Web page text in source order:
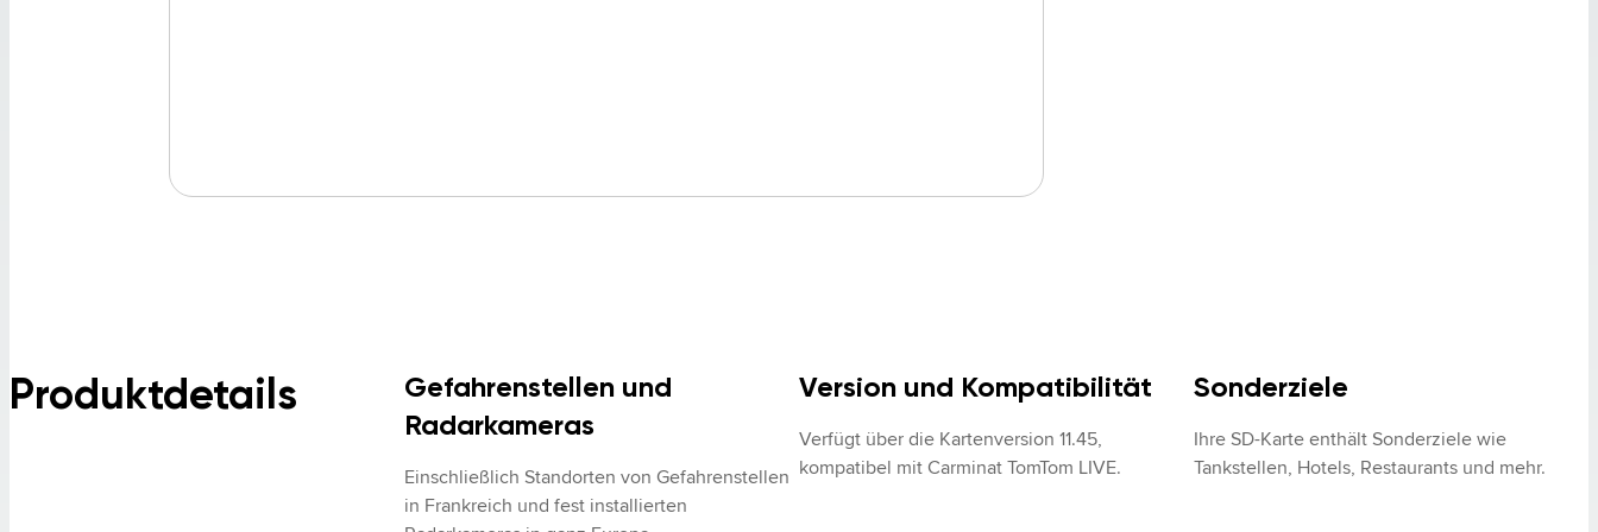
Produktdetails
Gefahrenstellen und
Radarkameras
Einschließlich Standorten von Gefahrenstellen
in Frankreich und fest installierten
Version und Kompatibilität
Verfügt über die Kartenversion 11.45,
kompatibel mit Carminat TomTom LIVE.
Sonderziele
Ihre SD-Karte enthält Sonderziele wie
Tankstellen, Hotels, Restaurants und mehr.